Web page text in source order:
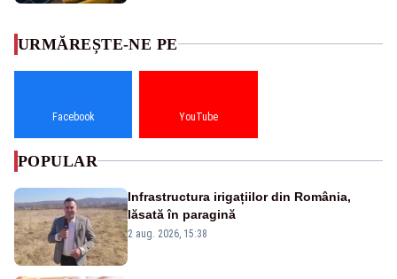
URMĂREȘTE-NE PE
Facebook YouTube
POPULAR
Infrastructura irigațiilor din România,
lăsată în paragină
2 aug. 2026, 15:38